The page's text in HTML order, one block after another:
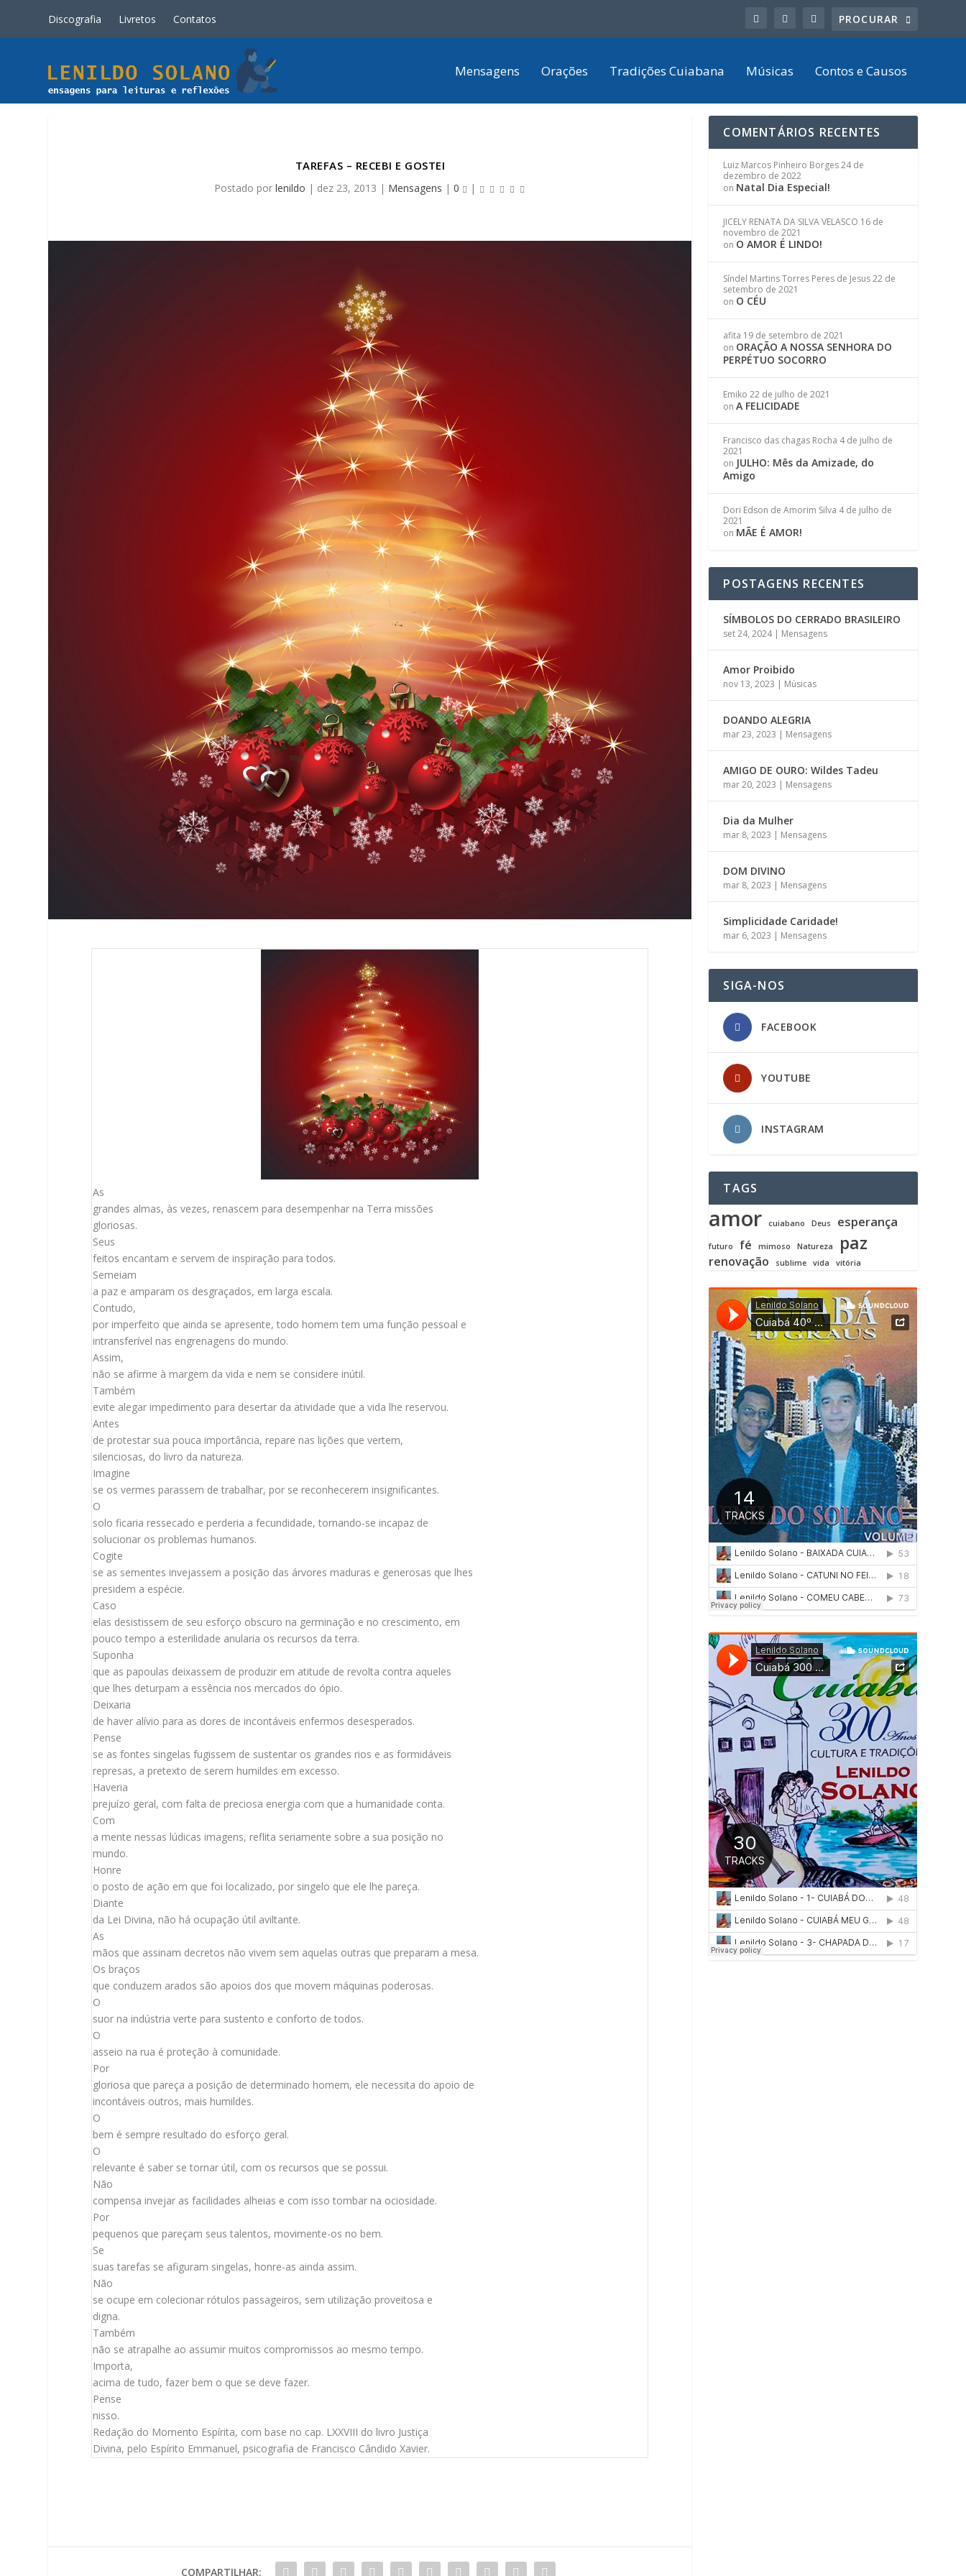
Discografia Livretos Contatos
Mensagens Orações Tradições Cuiabana Músicas Contos e Causos
TAREFAS – RECEBI E GOSTEI
Postado por lenildo | dez 23, 2013 | Mensagens | 0 |
As
grandes almas, às vezes, renascem para desempenhar na Terra missões
gloriosas.
Seus
feitos encantam e servem de inspiração para todos.
Semeiam
a paz e amparam os desgraçados, em larga escala.
Contudo,
por imperfeito que ainda se apresente, todo homem tem uma função pessoal e
intransferível nas engrenagens do mundo.
Assim,
não se afirme à margem da vida e nem se considere inútil.
Também
evite alegar impedimento para desertar da atividade que a vida lhe reservou.
Antes
de protestar sua pouca importância, repare nas lições que vertem,
silenciosas, do livro da natureza.
Imagine
se os vermes parassem de trabalhar, por se reconhecerem insignificantes.
O
solo ficaria ressecado e perderia a fecundidade, tornando-se incapaz de
solucionar os problemas humanos.
Cogite
se as sementes invejassem a posição das árvores maduras e generosas que lhes
presidem a espécie.
Caso
elas desistissem de seu esforço obscuro na germinação e no crescimento, em
pouco tempo a esterilidade anularia os recursos da terra.
Suponha
que as papoulas deixassem de produzir em atitude de revolta contra aqueles
que lhes deturpam a essência nos mercados do ópio.
Deixaria
de haver alívio para as dores de incontáveis enfermos desesperados.
Pense
se as fontes singelas fugissem de sustentar os grandes rios e as formidáveis
represas, a pretexto de serem humildes em excesso.
Haveria
prejuízo geral, com falta de preciosa energia com que a humanidade conta.
Com
a mente nessas lúdicas imagens, reflita seriamente sobre a sua posição no
mundo.
Honre
o posto de ação em que foi localizado, por singelo que ele lhe pareça.
Diante
da Lei Divina, não há ocupação útil aviltante.
As
mãos que assinam decretos não vivem sem aquelas outras que preparam a mesa.
Os braços
que conduzem arados são apoios dos que movem máquinas poderosas.
O
suor na indústria verte para sustento e conforto de todos.
O
asseio na rua é proteção à comunidade.
Por
gloriosa que pareça a posição de determinado homem, ele necessita do apoio de
incontáveis outros, mais humildes.
O
bem é sempre resultado do esforço geral.
O
relevante é saber se tornar útil, com os recursos que se possui.
Não
compensa invejar as facilidades alheias e com isso tombar na ociosidade.
Por
pequenos que pareçam seus talentos, movimente-os no bem.
Se
suas tarefas se afiguram singelas, honre-as ainda assim.
Não
se ocupe em colecionar rótulos passageiros, sem utilização proveitosa e
digna.
Também
não se atrapalhe ao assumir muitos compromissos ao mesmo tempo.
Importa,
acima de tudo, fazer bem o que se deve fazer.
Pense
nisso.
Redação do Momento Espírita, com base no cap. LXXVIII do livro Justiça
Divina, pelo Espírito Emmanuel, psicografia de Francisco Cândido Xavier.
COMPARTILHAR:
COMENTÁRIOS RECENTES
Luiz Marcos Pinheiro Borges24 de
dezembro de 2022
on Natal Dia Especial!
JICELY RENATA DA SILVA VELASCO 16 de
novembro de 2021
on O AMOR É LINDO!
Síndel Martins Torres Peres de Jesus22 de
setembro de 2021
on O CÉU
afita 19 de setembro de 2021
on ORAÇÃO A NOSSA SENHORA DO
PERPÉTUO SOCORRO
Emiko 22 de julho de 2021
onA FELICIDADE
Francisco das chagas Rocha 4 de julho de
2021
on JULHO: Mês da Amizade, do
Amigo
Dori Edson de Amorim Silva 4 de julho de
2021
on MÃE É AMOR!
POSTAGENS RECENTES
SÍMBOLOS DO CERRADO BRASILEIRO
set 24, 2024| Mensagens
Amor Proibido
nov 13, 2023 | Músicas
DOANDO ALEGRIA
mar 23, 2023 | Mensagens
AMIGO DE OURO: Wildes Tadeu
mar 20, 2023 | Mensagens
Dia da Mulher
mar 8, 2023 | Mensagens
DOM DIVINO
mar 8, 2023 | Mensagens
Simplicidade Caridade!
mar 6, 2023 | Mensagens
SIGA-NOS
FACEBOOK
YOUTUBE
INSTAGRAM
TAGS
amor cuiabano Deus esperança
futuro fé mimoso Natureza paz
renovação sublime vida vitória